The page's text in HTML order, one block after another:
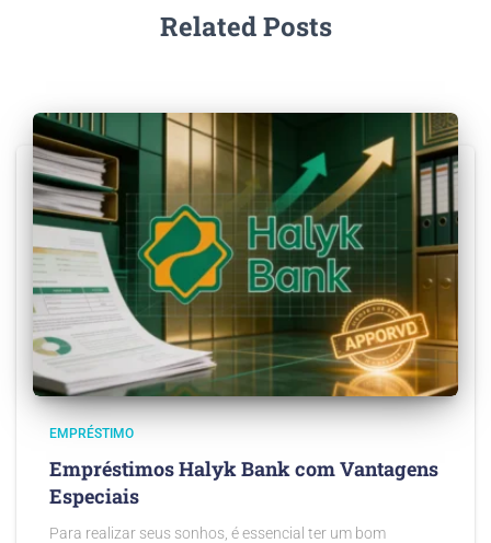
Related Posts
EMPRÉSTIMO
Empréstimos Halyk Bank com Vantagens
Especiais
Para realizar seus sonhos, é essencial ter um bom